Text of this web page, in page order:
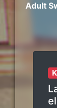
Adult